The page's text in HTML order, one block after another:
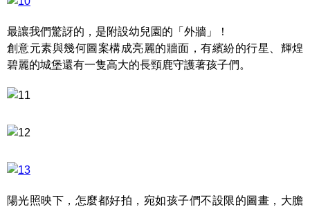
最讓我們驚訝的，是附設幼兒園的「外牆」！
創意元素與幾何圖案構成亮麗的牆面，有繽紛的行星、輝煌
碧麗的城堡還有一隻高大的長頸鹿守護著孩子們。
陽光照映下，怎麼都好拍，宛如孩子們不設限的圖畫，大膽